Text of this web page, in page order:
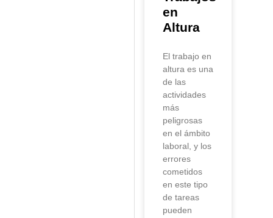
en
Altura
El trabajo en
altura es una
de las
actividades
más
peligrosas
en el ámbito
laboral, y los
errores
cometidos
en este tipo
de tareas
pueden